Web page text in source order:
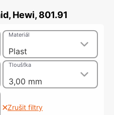
Hewi, 801.91
Plast
Materiál
3,00 mm
Tloušťka
Zrušit filtry